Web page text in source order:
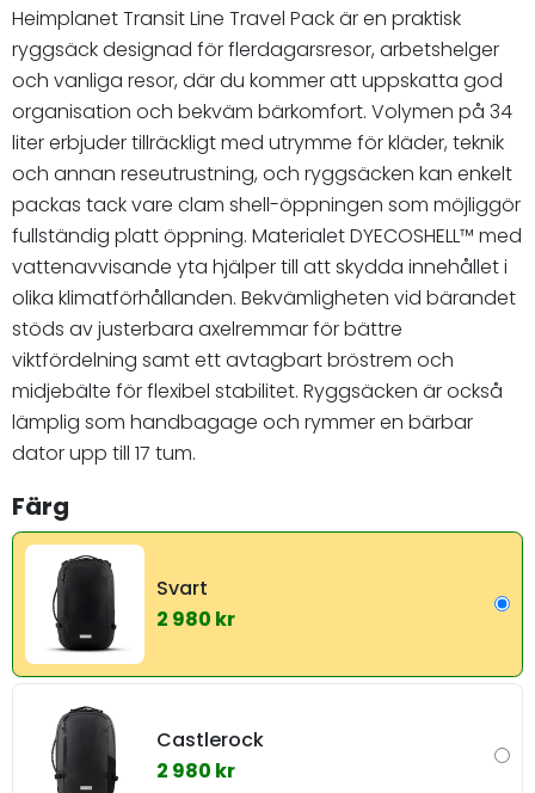
Heimplanet Transit Line Travel Pack är en praktisk
ryggsäck designad för flerdagarsresor, arbetshelger
och vanliga resor, där du kommer att uppskatta god
organisation och bekväm bärkomfort. Volymen på 34
liter erbjuder tillräckligt med utrymme för kläder, teknik
och annan reseutrustning, och ryggsäcken kan enkelt
packas tack vare clam shell-öppningen som möjliggör
fullständig platt öppning. Materialet DYECOSHELL™ med
vattenavvisande yta hjälper till att skydda innehållet i
olika klimatförhållanden. Bekvämligheten vid bärandet
stöds av justerbara axelremmar för bättre
viktfördelning samt ett avtagbart bröstrem och
midjebälte för flexibel stabilitet. Ryggsäcken är också
lämplig som handbagage och rymmer en bärbar
dator upp till 17 tum.
Färg
Svart
2 980 kr
Castlerock
2 980 kr